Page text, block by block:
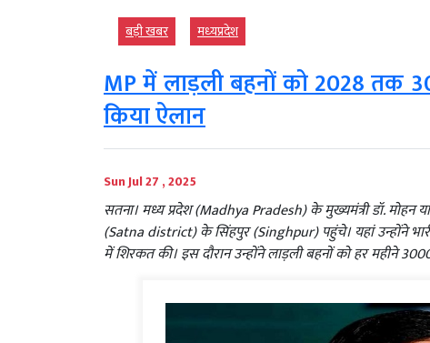
बड़ी खबर मध्‍यप्रदेश
MP में लाड़ली बहनों को 2028 तक
किया ऐलान
Sun Jul 27 , 2025
सतना। मध्य प्रदेश (Madhya Pradesh) के मुख्यमंत्री डॉ.
(Satna district) के सिंहपुर (Singhpur) पहुंचे। यहां उन्होंने
में शिरकत की। इस दौरान उन्होंने लाड़ली बहनों को हर महीने